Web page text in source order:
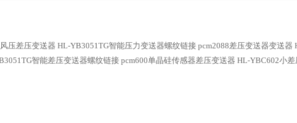
压差压变送器 HL-YB3051TG智能压力变送器螺纹链接 pcm2088差压变送器变送器
智能差压变送器螺纹链接 pcm600单晶硅传感器差压变送器 HL-YBC602小差